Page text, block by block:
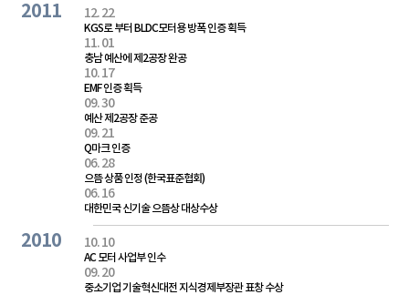
2011 12. 22
KGS로 부터 BLDC모터용 방폭 인증 획득
11. 01
충남 예산에 제2공장 완공
10. 17
EMF 인증 획득
09. 30
예산 제2공장 준공
09. 21
Q마크 인증
06. 28
으뜸 상품 인정 (한국표준협회)
06. 16
대한민국 신기술 으뜸상 대상수상
2010 10. 10
AC 모터 사업부 인수
09. 20
중소기업 기술혁신대전 지식경제부장관 표창 수상